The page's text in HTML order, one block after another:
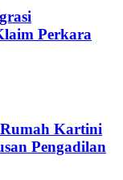
Perkara
Kartini
Pengadilan